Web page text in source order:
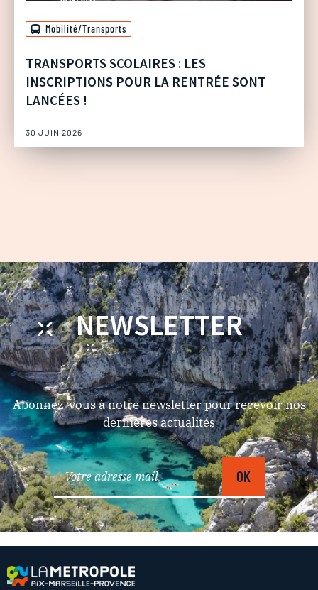
Mobilité/Transports
TRANSPORTS SCOLAIRES : LES
INSCRIPTIONS POUR LA RENTRÉE SONT
LANCÉES !
30 JUIN 2026
NEWSLETTER
Abonnez-vous à notre newsletter pour recevoir nos
dernières actualités